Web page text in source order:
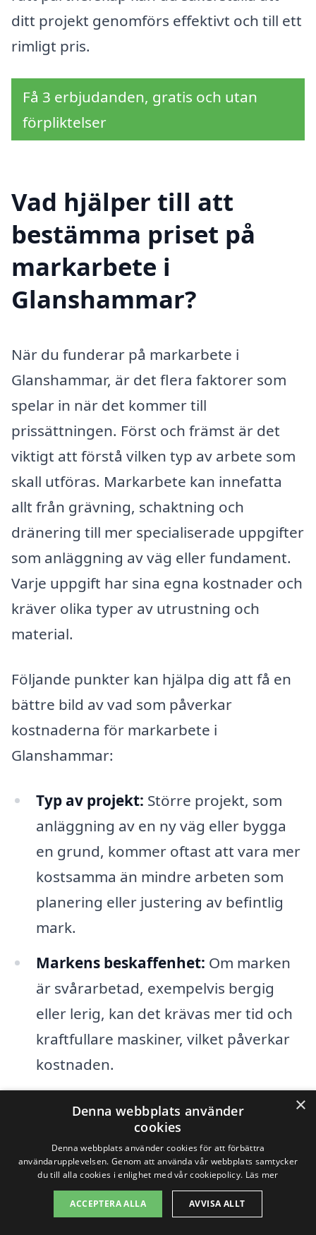
ditt projekt genomförs effektivt och till ett
rimligt pris.
Få 3 erbjudanden, gratis och utan
förpliktelser
Vad hjälper till att
bestämma priset på
markarbete i
Glanshammar?
När du funderar på markarbete i
Glanshammar, är det flera faktorer som
spelar in när det kommer till
prissättningen. Först och främst är det
viktigt att förstå vilken typ av arbete som
skall utföras. Markarbete kan innefatta
allt från grävning, schaktning och
dränering till mer specialiserade uppgifter
som anläggning av väg eller fundament.
Varje uppgift har sina egna kostnader och
kräver olika typer av utrustning och
material.
Följande punkter kan hjälpa dig att få en
bättre bild av vad som påverkar
kostnaderna för markarbete i
Glanshammar:
Typ av projekt: Större projekt, som
anläggning av en ny väg eller bygga
en grund, kommer oftast att vara mer
kostsamma än mindre arbeten som
planering eller justering av befintlig
mark.
Markens beskaffenhet: Om marken
är svårarbetad, exempelvis bergig
eller lerig, kan det krävas mer tid och
kraftfullare maskiner, vilket påverkar
kostnaden.
Priserna på sand,
grus, jord och andra material kan
variera, och detta kommer att påverka
det totala priset för arbetet.
Arbetets komplexitet:Ju mer
×
Denna webbplats använder
cookies
Denna webbplats använder cookies för att förbättra
användarupplevelsen. Genom att använda vår webbplats samtycker
du till alla cookies i enlighet med vår cookiepolicy. Läs mer
ACCEPTERA ALLA AVVISA ALLT